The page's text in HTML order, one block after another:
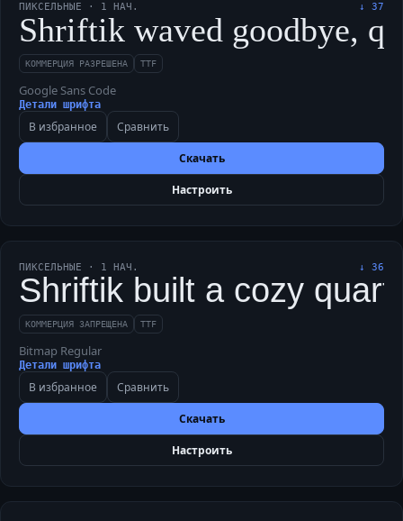
ПИКСЕЛЬНЫЕ · 1 НАЧ. ↓ 37
Shriftik waved goodbye,
КОММЕРЦИЯ РАЗРЕШЕНА TTF
Google Sans Code
Детали шрифта
В избранное Сравнить
Скачать
Настроить
ПИКСЕЛЬНЫЕ · 1 НАЧ. ↓ 36
Shriftik built a cozy
КОММЕРЦИЯ ЗАПРЕЩЕНА TTF
Bitmap Regular
Детали шрифта
В избранное Сравнить
Скачать
Настроить